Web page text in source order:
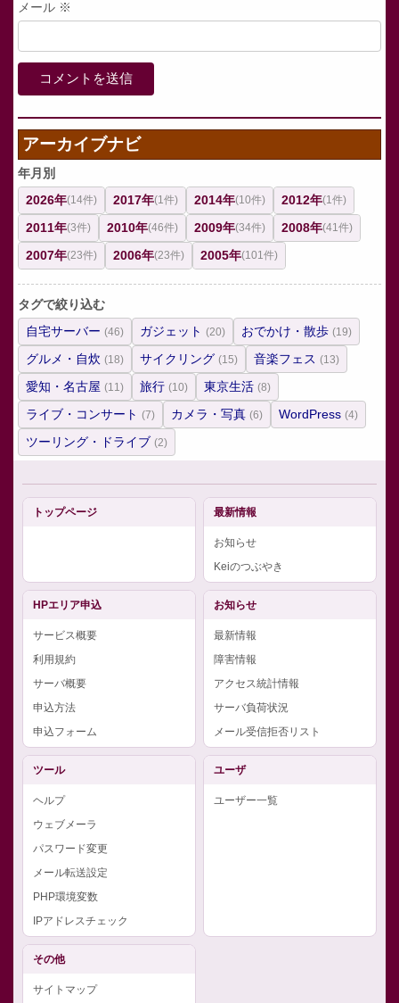
メール ※
アーカイブナビ
年月別
2026年(14件) 2017年(1件) 2014年(10件) 2012年(1件)
2011年(3件) 2010年(46件) 2009年(34件) 2008年(41件)
2007年(23件) 2006年(23件) 2005年(101件)
タグで絞り込む
自宅サーバー (46) ガジェット (20) おでかけ・散歩 (19)
グルメ・自炊 (18) サイクリング (15) 音楽フェス (13)
愛知・名古屋 (11) 旅行 (10) 東京生活 (8)
ライブ・コンサート (7) カメラ・写真 (6) WordPress (4)
ツーリング・ドライブ (2)
トップページ 最新情報
お知らせ
Keiのつぶやき
HPエリア申込
サービス概要
利用規約
サーバ概要
申込方法
申込フォーム
お知らせ
最新情報
障害情報
アクセス統計情報
サーバ負荷状況
メール受信拒否リスト
ツール
ヘルプ
ウェブメーラ
パスワード変更
メール転送設定
PHP環境変数
IPアドレスチェック
ユーザ
ユーザー一覧
その他
サイトマップ